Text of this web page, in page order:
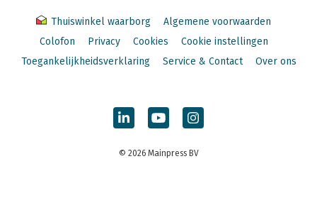
Thuiswinkel waarborg
Algemene voorwaarden
Colofon
Privacy Cookies
Cookie instellingen
Toegankelijkheidsverklaring
Service & Contact Over ons
© 2026 Mainpress BV